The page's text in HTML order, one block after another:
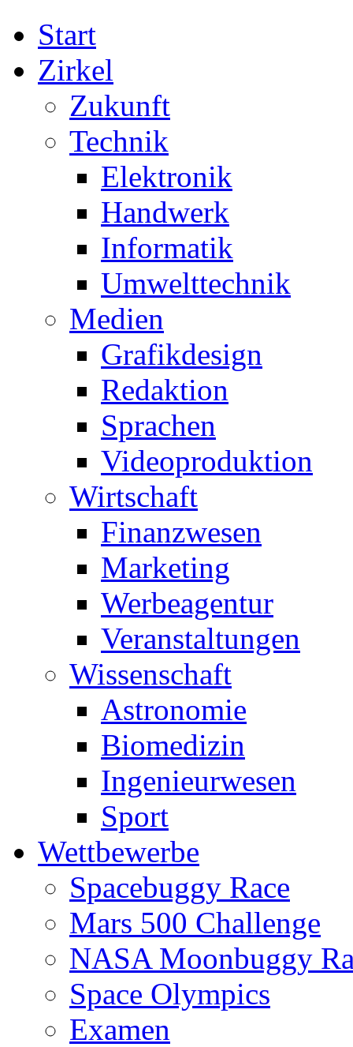
Start
Zirkel
Zukunft
Technik
Elektronik
Handwerk
Informatik
Umwelttechnik
Medien
Grafikdesign
Redaktion
Sprachen
Videoproduktion
Wirtschaft
Finanzwesen
Marketing
Werbeagentur
Veranstaltungen
Wissenschaft
Astronomie
Biomedizin
Ingenieurwesen
Sport
Wettbewerbe
Spacebuggy Race
Mars 500 Challenge
NASA Moonbuggy
Space Olympics
Examen